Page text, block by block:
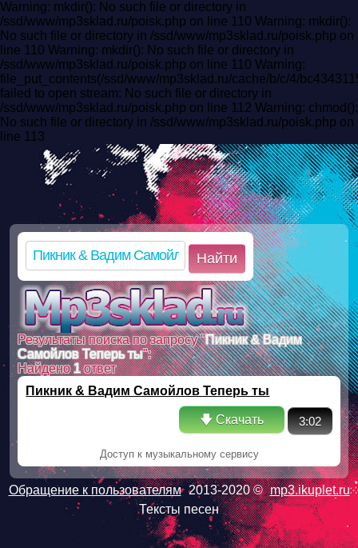
Warning: mkdir(): No such file or directory in
/ssd/www/mp3sklad.ru/poisk.php on line 110 Warning: mkdir():
No such file or directory in /ssd/www/mp3sklad.ru/poisk.php on
line 110 Warning: mkdir(): No such file or directory in
/ssd/www/mp3sklad.ru/poisk.php on line 110 Warning:
file_put_contents(/ssd/www/mp3sklad.ru/cache/b/c/4/
failed to open stream: No such file or directory in
/ssd/www/mp3sklad.ru/poisk.php on line 112 Warning: chmod():
No such file or directory in /ssd/www/mp3sklad.ru/poisk.php on
line 113
Найти
Результаты поиска по запросу "Пикник & Вадим
Самойлов Теперь ты":
Найдено1ответ
Пикник & Вадим Самойлов Теперь ты
🡇 Скачать 3:02
Доступ к музыкальному сервису
Обращение к пользователям 2013-2020 © mp3.ikuplet.ru
Тексты песен